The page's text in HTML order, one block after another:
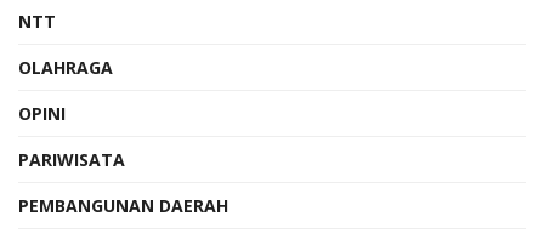
NTT
OLAHRAGA
OPINI
PARIWISATA
PEMBANGUNAN DAERAH